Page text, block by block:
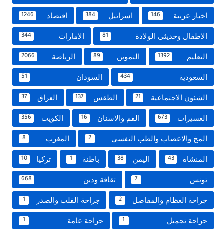
اخبار عربية 146 اسرائيل 384 اقتصاد 1246
الاطفال وحديثى الولادة 81 الامارات 344
التعليم 1392 التموين 89 الرياضة 2066
السعودية 434 السودان 51
الشئون الاجتماعية 21 الطقس 137 العراق 37
العسيرات 673 الفم والاسنان 16 الكويت 356
المخ والاعصاب والطب النفسي 2 المغرب 8
المنشاة 43 اليمن 38 باطنة 1 تركيا 10
تونس 7 ثقافة ودين 668
جراحة العظام والمفاصل 2 جراحة القلب والصدر 1
جراحة تجميل 1 جراحة عامة 1